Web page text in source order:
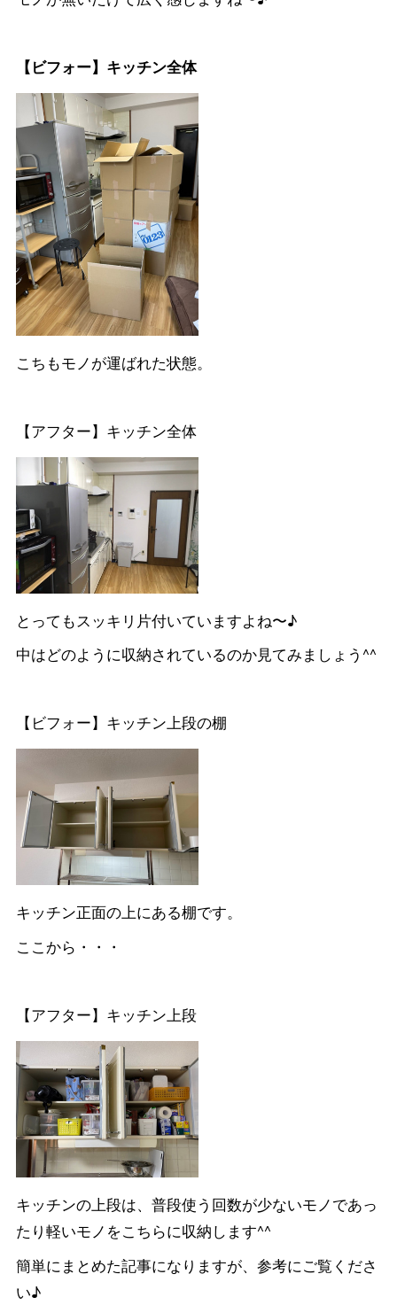
【ビフォー】キッチン全体
こちもモノが運ばれた状態。
【アフター】キッチン全体
とってもスッキリ片付いていますよね〜♪
中はどのように収納されているのか見てみましょう^^
【ビフォー】キッチン上段の棚
キッチン正面の上にある棚です。
ここから・・・
【アフター】キッチン上段
キッチンの上段は、普段使う回数が少ないモノであっ
たり軽いモノをこちらに収納します^^
簡単にまとめた記事になりますが、参考にご覧くださ
い♪